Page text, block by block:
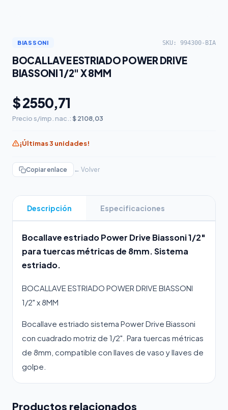
BIASSONI SKU: 994300-BIA
BOCALLAVE ESTRIADO POWER DRIVE
BIASSONI 1/2" X 8MM
$ 2550,71
Precio s/imp. nac.: $ 2108,03
¡Últimas 3 unidades!
Copiar enlace ← Volver
Descripción Especificaciones
Bocallave estriado Power Drive Biassoni 1/2"
para tuercas métricas de 8mm. Sistema
estriado.
BOCALLAVE ESTRIADO POWER DRIVE BIASSONI
1/2" x 8MM
Bocallave estriado sistema Power Drive Biassoni
con cuadrado motriz de 1/2". Para tuercas métricas
de 8mm, compatible con llaves de vaso y llaves de
golpe.
Productos relacionados